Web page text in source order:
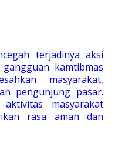
terjadinya aksi
kamtibmas
masyarakat,
pengunjung pasar.
masyarakat
rasa aman dan